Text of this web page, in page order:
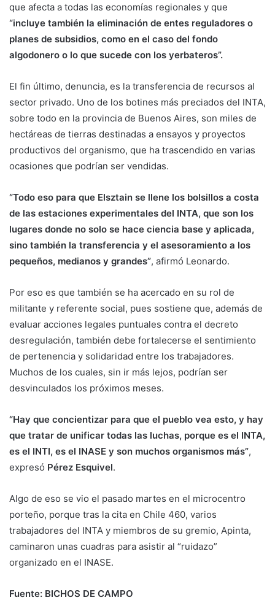
que afecta a todas las economías regionales y que
“incluye también la eliminación de entes reguladores o
planes de subsidios, como en el caso del fondo
algodonero o lo que sucede con los yerbateros”.
El fin último, denuncia, es la transferencia de recursos al
sector privado. Uno de los botines más preciados del INTA,
sobre todo en la provincia de Buenos Aires, son miles de
hectáreas de tierras destinadas a ensayos y proyectos
productivos del organismo, que ha trascendido en varias
ocasiones que podrían ser vendidas.
“Todo eso para que Elsztain se llene los bolsillos a costa
de las estaciones experimentales del INTA, que son los
lugares donde no solo se hace ciencia base y aplicada,
sino también la transferencia y el asesoramiento a los
pequeños, medianos y grandes”, afirmó Leonardo.
Por eso es que también se ha acercado en su rol de
militante y referente social, pues sostiene que, además de
evaluar acciones legales puntuales contra el decreto
desregulación, también debe fortalecerse el sentimiento
de pertenencia y solidaridad entre los trabajadores.
Muchos de los cuales, sin ir más lejos, podrían ser
desvinculados los próximos meses.
“Hay que concientizar para que el pueblo vea esto, y hay
que tratar de unificar todas las luchas, porque es el INTA,
es el INTI, es el INASE y son muchos organismos más”,
expresó Pérez Esquivel.
Algo de eso se vio el pasado martes en el microcentro
porteño, porque tras la cita en Chile 460, varios
trabajadores del INTA y miembros de su gremio, Apinta,
caminaron unas cuadras para asistir al “ruidazo”
organizado en el INASE.
Fuente: BICHOS DE CAMPO